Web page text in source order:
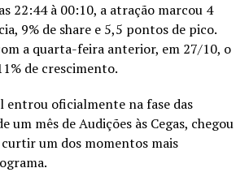
22:44 à 00:10, a atração marcou 4
9% de share e 5,5 pontos de pico.
a quarta-feira anterior, em 27/10, o
de crescimento.
entrou oficialmente na fase das
um mês de Audições às Cegas, chegou
um dos momentos mais